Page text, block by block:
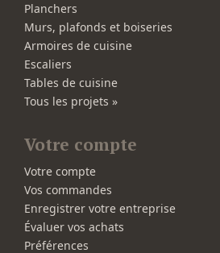
Planchers
Murs, plafonds et boiseries
Armoires de cuisine
Escaliers
Tables de cuisine
Tous les projets »
Votre compte
Votre compte
Vos commandes
Enregistrer votre entreprise
Évaluer vos achats
Préférences